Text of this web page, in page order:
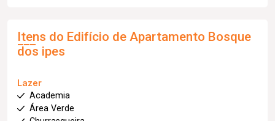
Itens do Edifício de Apartamento Bosque
dos ipes
Lazer
Academia
Área Verde